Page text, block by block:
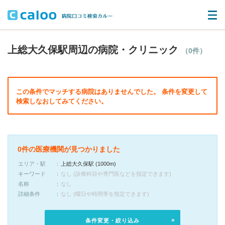
上総大久保駅周辺の病院・クリニック （0件）
この条件でマッチする病院はありませんでした。 条件を変更して
検索しなおしてみてください。
0件の医療機関が見つかりました
エリア・駅
上総大久保駅 (1000m)
キーワード
なし (診療科目や専門医などを指定できます)
名称
なし
詳細条件
なし (曜日や時間帯を指定できます)
条件変更・絞り込み